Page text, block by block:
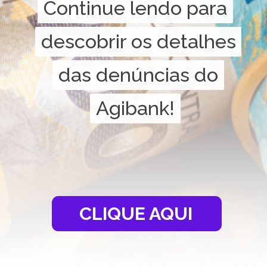
Continue lendo para
descobrir os detalhes
das denúncias do
Agibank!
Continue lendo para
descobrir os detalhes
das denúncias do
Agibank!
CLIQUE AQUI